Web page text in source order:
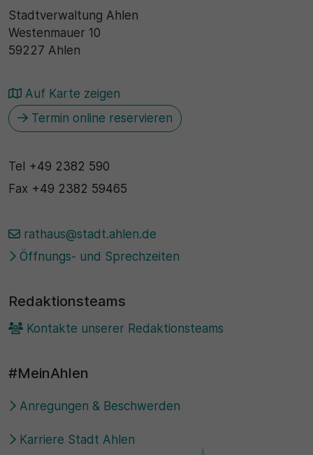
Stadtverwaltung Ahlen
Westenmauer 10
59227 Ahlen
Auf Karte zeigen
Termin online reservieren
Tel +49 2382 590
Fax +49 2382 59465
rathaus@stadt.ahlen.de
Öffnungs- und Sprechzeiten
Redaktionsteams
Kontakte unserer Redaktionsteams
#MeinAhlen
Anregungen & Beschwerden
Karriere Stadt Ahlen